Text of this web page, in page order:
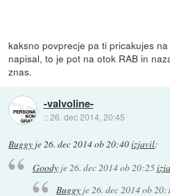
kaksno povprecje pa ti pricakujes
napisal, to je pot na otok RAB in
znas.
-valvoline-
::26. dec 2014, 20:45
Buggy je26. dec 2014 ob 20:40izjavil:
Goodyje 26. dec 2014 ob 20:25
Buggy je26. dec 2014 ob